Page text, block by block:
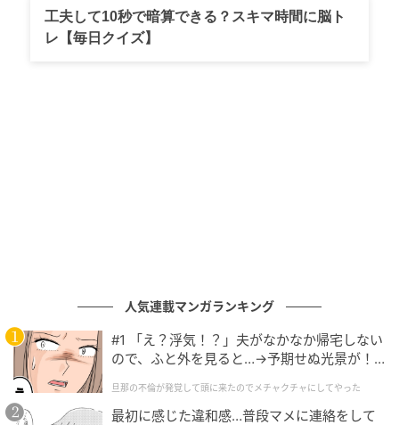
れていました。
工夫して10秒で暗算できる？スキマ時間に脳ト
レ【毎日クイズ】
人気連載マンガランキング
#1 「え？浮気！？」夫がなかなか帰宅しない
ので、ふと外を見ると…→予期せぬ光景が！
クチャにしてやった
旦那の不倫が発覚して頭に来たのでメチャクチャにしてやった
最初に感じた違和感…普段マメに連絡をして